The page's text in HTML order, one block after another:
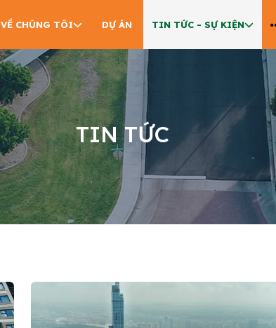
VỀ CHÚNG TÔI DỰ ÁN TIN TỨC - SỰ KIỆN
TIN TỨC